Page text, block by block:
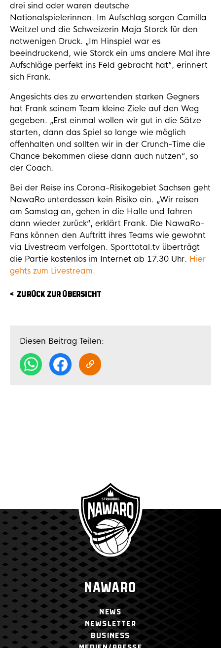
drei sind oder waren deutsche
Nationalspielerinnen. Im Aufschlag sorgen Camilla
Weitzel und die Schweizerin Maja Storck für den
notwenigen Druck. „Im Hinspiel war es
beeindruckend, wie Storck ein ums andere Mal ihre
Aufschläge perfekt ins Feld gebracht hat“, erinnert
sich Frank.
Angesichts des zu erwartenden starken Gegners
hat Frank seinem Team kleine Ziele auf den Weg
gegeben. „Erst einmal wollen wir gut in die Sätze
starten, dann das Spiel so lange wie möglich
offenhalten und sollten wir in der Crunch-Time die
Chance bekommen diese dann auch nutzen“, so
der Coach.
Bei der Reise ins Corona-Risikogebiet Sachsen geht
NawaRo unterdessen kein Risiko ein. „Wir reisen
am Samstag an, gehen in die Halle und fahren
dann wieder zurück“, erklärt Frank. Die NawaRo-
Fans können den Auftritt ihres Teams wie gewohnt
via Livestream verfolgen. Sporttotal.tv überträgt
die Partie kostenlos im Internet ab 17.30 Uhr. Hier
gehts zum Livestream.
ZURÜCK ZUR ÜBERSICHT
Diesen Beitrag Teilen:
NAWARO
NEWS
NEWSLETTER
BUSINESS